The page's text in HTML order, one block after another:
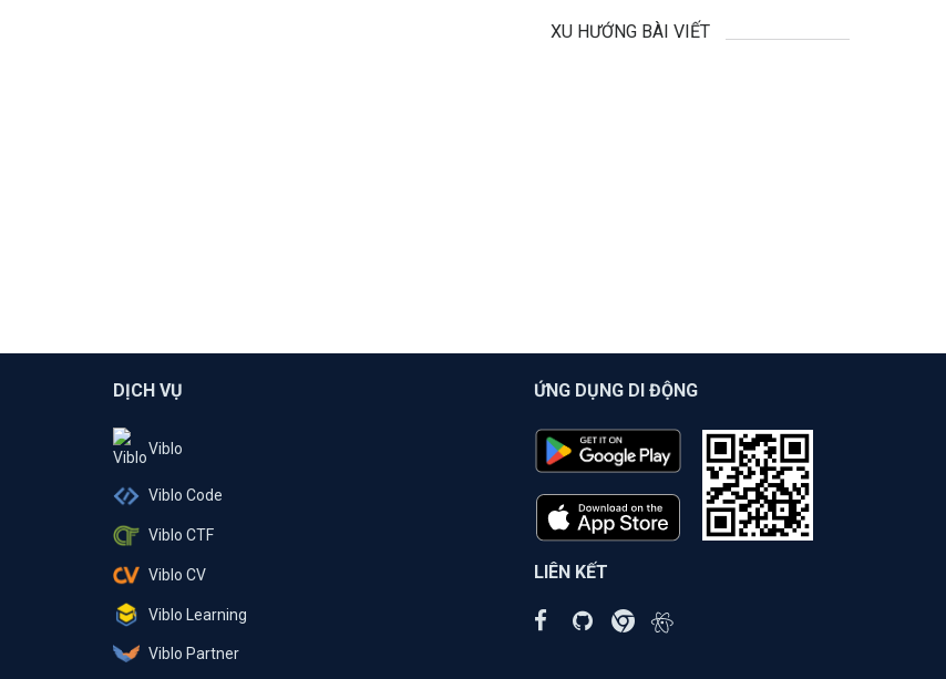
XU HƯỚNG BÀI VIẾT
DỊCH VỤ
Viblo
Viblo Code
Viblo CTF
Viblo CV
Viblo Learning
Viblo Partner
ỨNG DỤNG DI ĐỘNG
LIÊN KẾT